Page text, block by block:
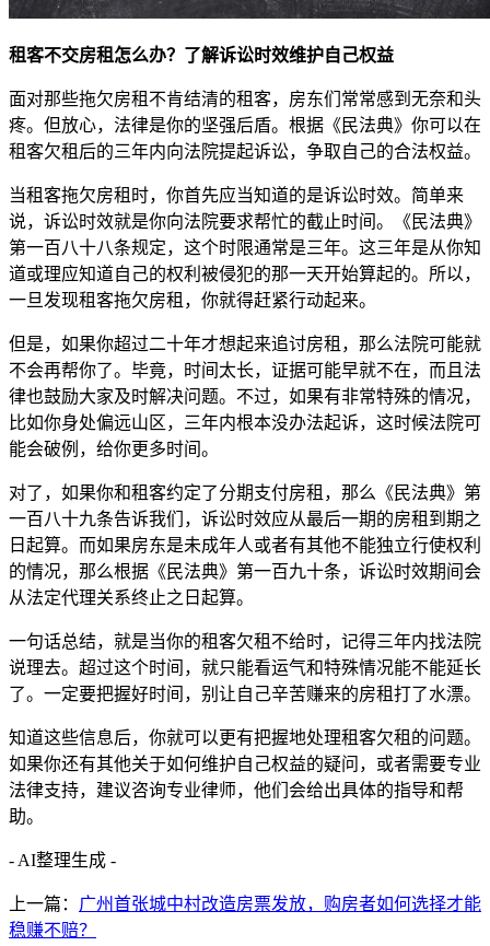
租客不交房租怎么办？了解诉讼时效维护自己权益
面对那些拖欠房租不肯结清的租客，房东们常常感到无奈和头
疼。但放心，法律是你的坚强后盾。根据《民法典》你可以在
租客欠租后的三年内向法院提起诉讼，争取自己的合法权益。
当租客拖欠房租时，你首先应当知道的是诉讼时效。简单来
说，诉讼时效就是你向法院要求帮忙的截止时间。《民法典》
第一百八十八条规定，这个时限通常是三年。这三年是从你知
道或理应知道自己的权利被侵犯的那一天开始算起的。所以，
一旦发现租客拖欠房租，你就得赶紧行动起来。
但是，如果你超过二十年才想起来追讨房租，那么法院可能就
不会再帮你了。毕竟，时间太长，证据可能早就不在，而且法
律也鼓励大家及时解决问题。不过，如果有非常特殊的情况，
比如你身处偏远山区，三年内根本没办法起诉，这时候法院可
能会破例，给你更多时间。
对了，如果你和租客约定了分期支付房租，那么《民法典》第
一百八十九条告诉我们，诉讼时效应从最后一期的房租到期之
日起算。而如果房东是未成年人或者有其他不能独立行使权利
的情况，那么根据《民法典》第一百九十条，诉讼时效期间会
从法定代理关系终止之日起算。
一句话总结，就是当你的租客欠租不给时，记得三年内找法院
说理去。超过这个时间，就只能看运气和特殊情况能不能延长
了。一定要把握好时间，别让自己辛苦赚来的房租打了水漂。
知道这些信息后，你就可以更有把握地处理租客欠租的问题。
如果你还有其他关于如何维护自己权益的疑问，或者需要专业
法律支持，建议咨询专业律师，他们会给出具体的指导和帮
助。
- AI整理生成 -
上一篇： 广州首张城中村改造房票发放，购房者如何选择才能
稳赚不赔？